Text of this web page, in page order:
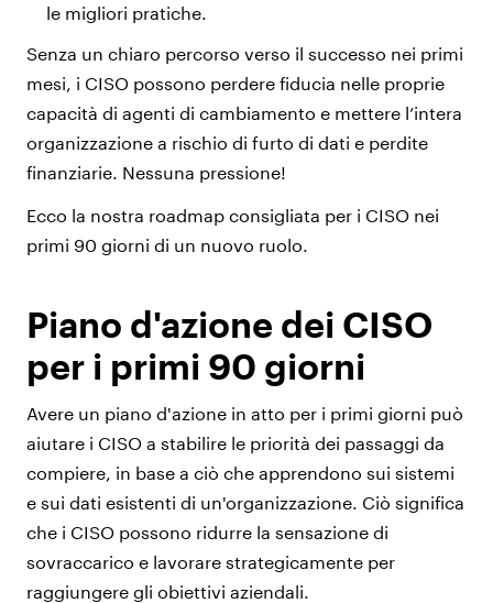
le migliori pratiche.
Senza un chiaro percorso verso il successo nei primi
mesi, i CISO possono perdere fiducia nelle proprie
capacità di agenti di cambiamento e mettere l’intera
organizzazione a rischio di furto di dati e perdite
finanziarie. Nessuna pressione!
Ecco la nostra roadmap consigliata per i CISO nei
primi 90 giorni di un nuovo ruolo.
Piano d'azione dei CISO
per i primi 90 giorni
Avere un piano d'azione in atto per i primi giorni può
aiutare i CISO a stabilire le priorità dei passaggi da
compiere, in base a ciò che apprendono sui sistemi
e sui dati esistenti di un'organizzazione. Ciò significa
che i CISO possono ridurre la sensazione di
sovraccarico e lavorare strategicamente per
raggiungere gli obiettivi aziendali.